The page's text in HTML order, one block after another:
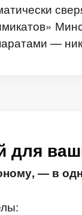
—
для
— в